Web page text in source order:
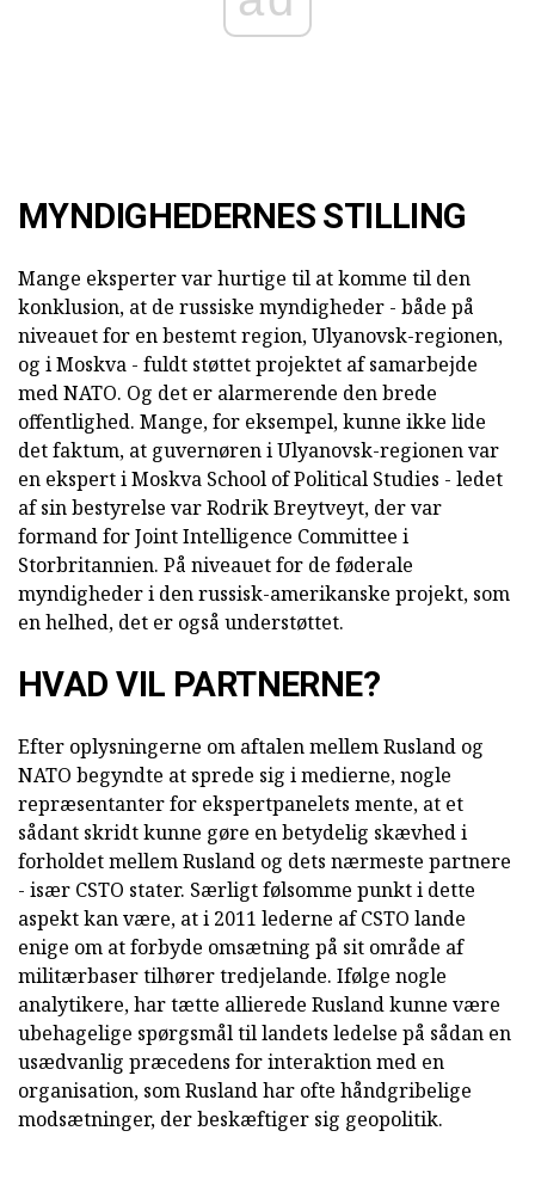
MYNDIGHEDERNES STILLING
Mange eksperter var hurtige til at komme til den
konklusion, at de russiske myndigheder - både på
niveauet for en bestemt region, Ulyanovsk-regionen,
og i Moskva - fuldt støttet projektet af samarbejde
med NATO. Og det er alarmerende den brede
offentlighed. Mange, for eksempel, kunne ikke lide
det faktum, at guvernøren i Ulyanovsk-regionen var
en ekspert i Moskva School of Political Studies - ledet
af sin bestyrelse var Rodrik Breytveyt, der var
formand for Joint Intelligence Committee i
Storbritannien. På niveauet for de føderale
myndigheder i den russisk-amerikanske projekt, som
en helhed, det er også understøttet.
HVAD VIL PARTNERNE?
Efter oplysningerne om aftalen mellem Rusland og
NATO begyndte at sprede sig i medierne, nogle
repræsentanter for ekspertpanelets mente, at et
sådant skridt kunne gøre en betydelig skævhed i
forholdet mellem Rusland og dets nærmeste partnere
- især CSTO stater. Særligt følsomme punkt i dette
aspekt kan være, at i 2011 lederne af CSTO lande
enige om at forbyde omsætning på sit område af
militærbaser tilhører tredjelande. Ifølge nogle
analytikere, har tætte allierede Rusland kunne være
ubehagelige spørgsmål til landets ledelse på sådan en
usædvanlig præcedens for interaktion med en
organisation, som Rusland har ofte håndgribelige
modsætninger, der beskæftiger sig geopolitik.